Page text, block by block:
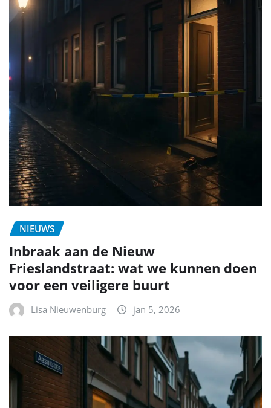
NIEUWS
Inbraak aan de Nieuw
Frieslandstraat: wat we kunnen doen
voor een veiligere buurt
Lisa Nieuwenburg jan 5, 2026